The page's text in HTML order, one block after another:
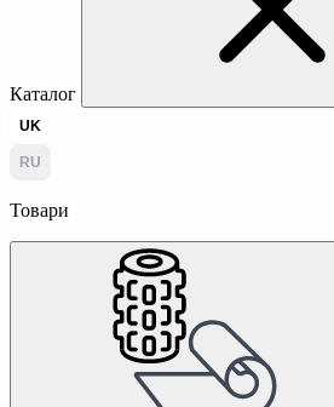
Каталог
UK
RU
Товари